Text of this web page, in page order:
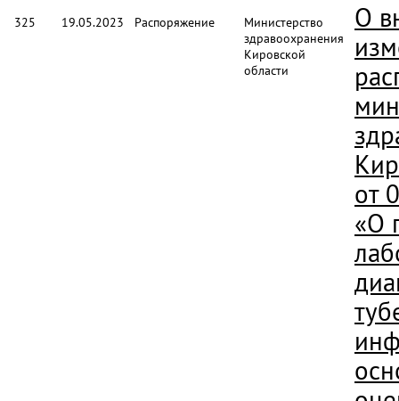
325 19.05.2023 Распоряжение
Министерство
здравоохранения
Кировской
области
О
от
«О